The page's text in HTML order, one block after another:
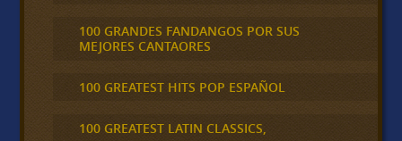
100 GRANDES FANDANGOS POR SUS
MEJORES CANTAORES
100 GREATEST HITS POP ESPAÑOL
100 GREATEST LATIN CLASSICS,